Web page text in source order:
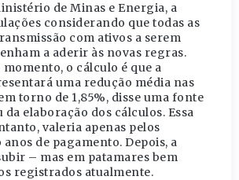
de Minas e Energia, a
considerando que todas as
com ativos a serem
a aderir às novas regras.
o cálculo é que a
uma redução média nas
torno de 1,85%, disse uma fonte
elaboração dos cálculos. Essa
valeria apenas pelos
de pagamento. Depois, a
– mas em patamares bem
registrados atualmente.